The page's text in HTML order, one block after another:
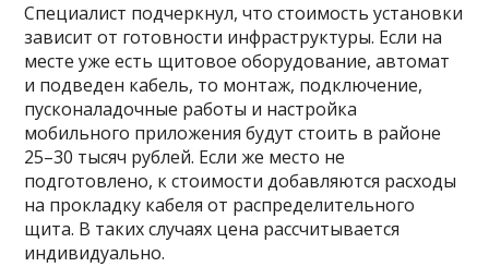
Специалист подчеркнул, что стоимость установки
зависит от готовности инфраструктуры. Если на
месте уже есть щитовое оборудование, автомат
и подведен кабель, то монтаж, подключение,
пусконаладочные работы и настройка
мобильного приложения будут стоить в районе
25–30 тысяч рублей. Если же место не
подготовлено, к стоимости добавляются расходы
на прокладку кабеля от распределительного
щита. В таких случаях цена рассчитывается
индивидуально.